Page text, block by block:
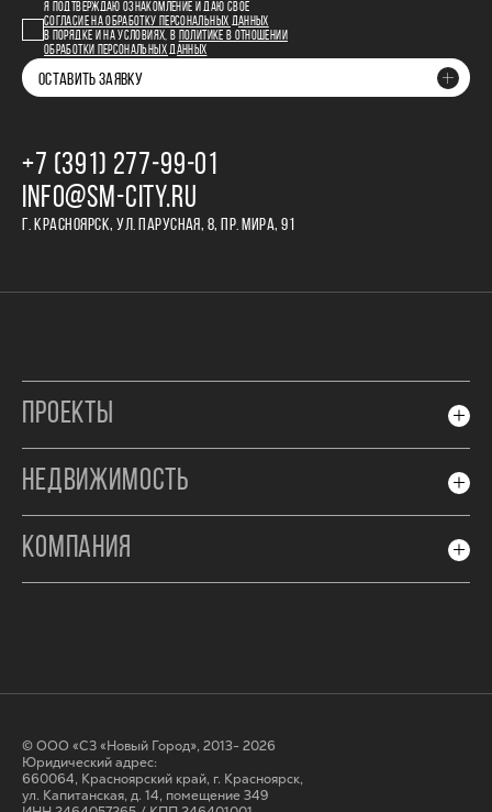
Я ПОДТВЕРЖДАЮ ОЗНАКОМЛЕНИЕ И ДАЮ СВОЕ
СОГЛАСИЕ НА ОБРАБОТКУ ПЕРСОНАЛЬНЫХ ДАННЫХ
В ПОРЯДКЕ И НА УСЛОВИЯХ, В
ПОЛИТИКЕ В ОТНОШЕНИИ
ОБРАБОТКИ ПЕРСОНАЛЬНЫХ ДАННЫХ
ОСТАВИТЬ ЗАЯВКУ
+7 (391) 277‒99‒01
INFO@SM-CITY.RU
Г. КРАСНОЯРСК, УЛ. ПАРУСНАЯ, 8, ПР. МИРА, 91
ПРОЕКТЫ
НЕДВИЖИМОСТЬ
КОМПАНИЯ
© ООО «СЗ «Новый Город», 2013- 2026
Юридический адрес:
660064, Красноярский край, г. Красноярск,
ул. Капитанская, д. 14, помещение 349